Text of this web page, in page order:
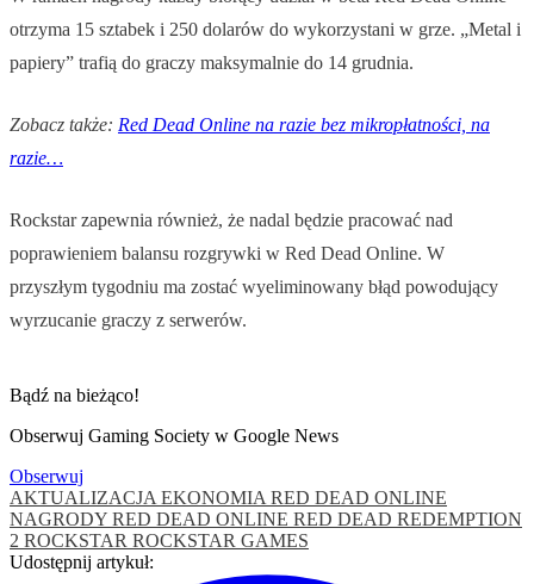
otrzyma 15 sztabek i 250 dolarów do wykorzystani w grze. „Metal i
papiery” trafią do graczy maksymalnie do 14 grudnia.
Zobacz także: Red Dead Online na razie bez mikropłatności, na
razie…
Rockstar zapewnia również, że nadal będzie pracować nad
poprawieniem balansu rozgrywki w Red Dead Online. W
przyszłym tygodniu ma zostać wyeliminowany błąd powodujący
wyrzucanie graczy z serwerów.
Bądź na bieżąco!
Obserwuj Gaming Society w Google News
Obserwuj
AKTUALIZACJA EKONOMIA RED DEAD ONLINE
NAGRODY RED DEAD ONLINE RED DEAD REDEMPTION
2 ROCKSTAR ROCKSTAR GAMES
Udostępnij artykuł: